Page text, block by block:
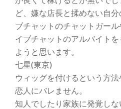
ど、嫌な店長と揉めない自
ブチャットのチャットガー
イブチャットのアルバイト
ようと思います。
七星(東京)
ウィッグを付けるという方
恋人にバレません。
知人でしたり家族に発覚し